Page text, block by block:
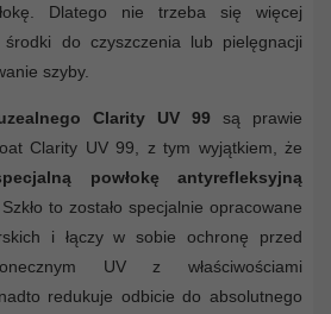
Dlatego nie trzeba się więcej
do czyszczenia lub pielęgnacji
szyby.
Clarity UV 99 są prawie
Clarity UV 99, z tym wyjątkiem, że
powłokę antyrefleksyjną
. Szkło to zostało specjalnie opracowane
i łączy w sobie ochronę przed
UV z właściwościami
redukuje odbicie do absolutnego